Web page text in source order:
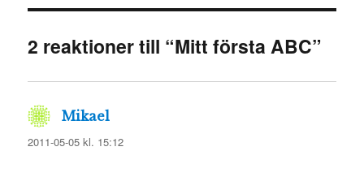
2 reaktioner till “Mitt första ABC”
Mikael
2011-05-05 kl. 15:12